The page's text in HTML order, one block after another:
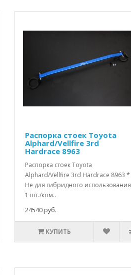
Распорка стоек Toyota
Alphard/Vellfire 3rd
Hardrace 8963
Распорка стоек Toyota
Alphard/Vellfire 3rd Hardrace 8963 *
Не для гибридного использования
1 шт./ком..
24540 руб.
КУПИТЬ